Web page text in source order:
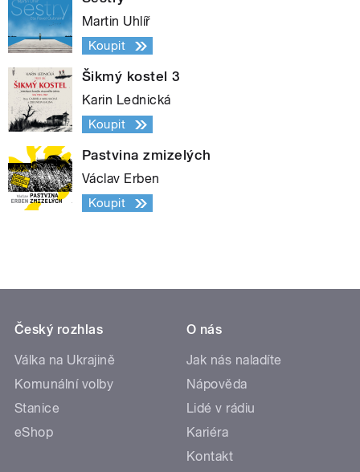
Martin Uhlíř
Koupit
Šikmý kostel 3
Karin Lednická
Koupit
Pastvina zmizelých
Václav Erben
Koupit
Český rozhlas
Válka na Ukrajině
Komunální volby
Stanice
eShop
O nás
Jak nás naladíte
Nápověda
Lidé v rádiu
Kariéra
Kontakt